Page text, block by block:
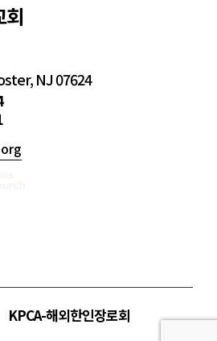
회
NJ 07624
KPCA-해외한인장로회